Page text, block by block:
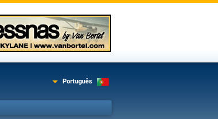
Português